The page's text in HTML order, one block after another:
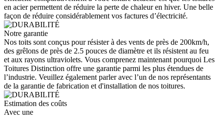
en acier permettent de réduire la perte de chaleur en hiver. Une belle
façon de réduire considérablement vos factures d’électricité.
Notre garantie
Nos toits sont conçus pour résister à des vents de près de 200km/h,
des grêlons de près de 2.5 pouces de diamètre et ils résistent au feu
et aux rayons ultraviolets. Vous comprenez maintenant pourquoi Les
Toitures Distinction offre une garantie parmi les plus étendues de
l’industrie. Veuillez également parler avec l’un de nos représentants
de la garantie de fabrication et d'installation de nos toitures.
Estimation des coûts
Avec une